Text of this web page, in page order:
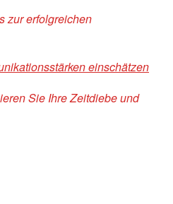
zur erfolgreichen
einschätzen
Sie Ihre Zeitdiebe und